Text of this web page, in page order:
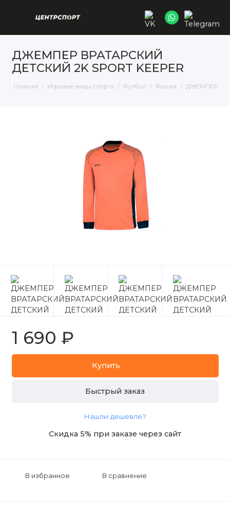
ДЖЕМПЕР ВРАТАРСКИЙ
ДЕТСКИЙ 2K SPORT KEEPER
Главная Игровые виды спорта Футбол Форма ДЖЕМПЕР
1 690 ₽
Купить
Быстрый заказ
Нашли дешевле?
Скидка 5% при заказе через сайт
В избранное В сравнение